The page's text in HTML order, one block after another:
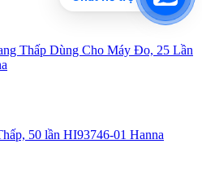
Thấp Dùng Cho Máy Đo, 25 Lần
50 lần HI93746-01 Hanna